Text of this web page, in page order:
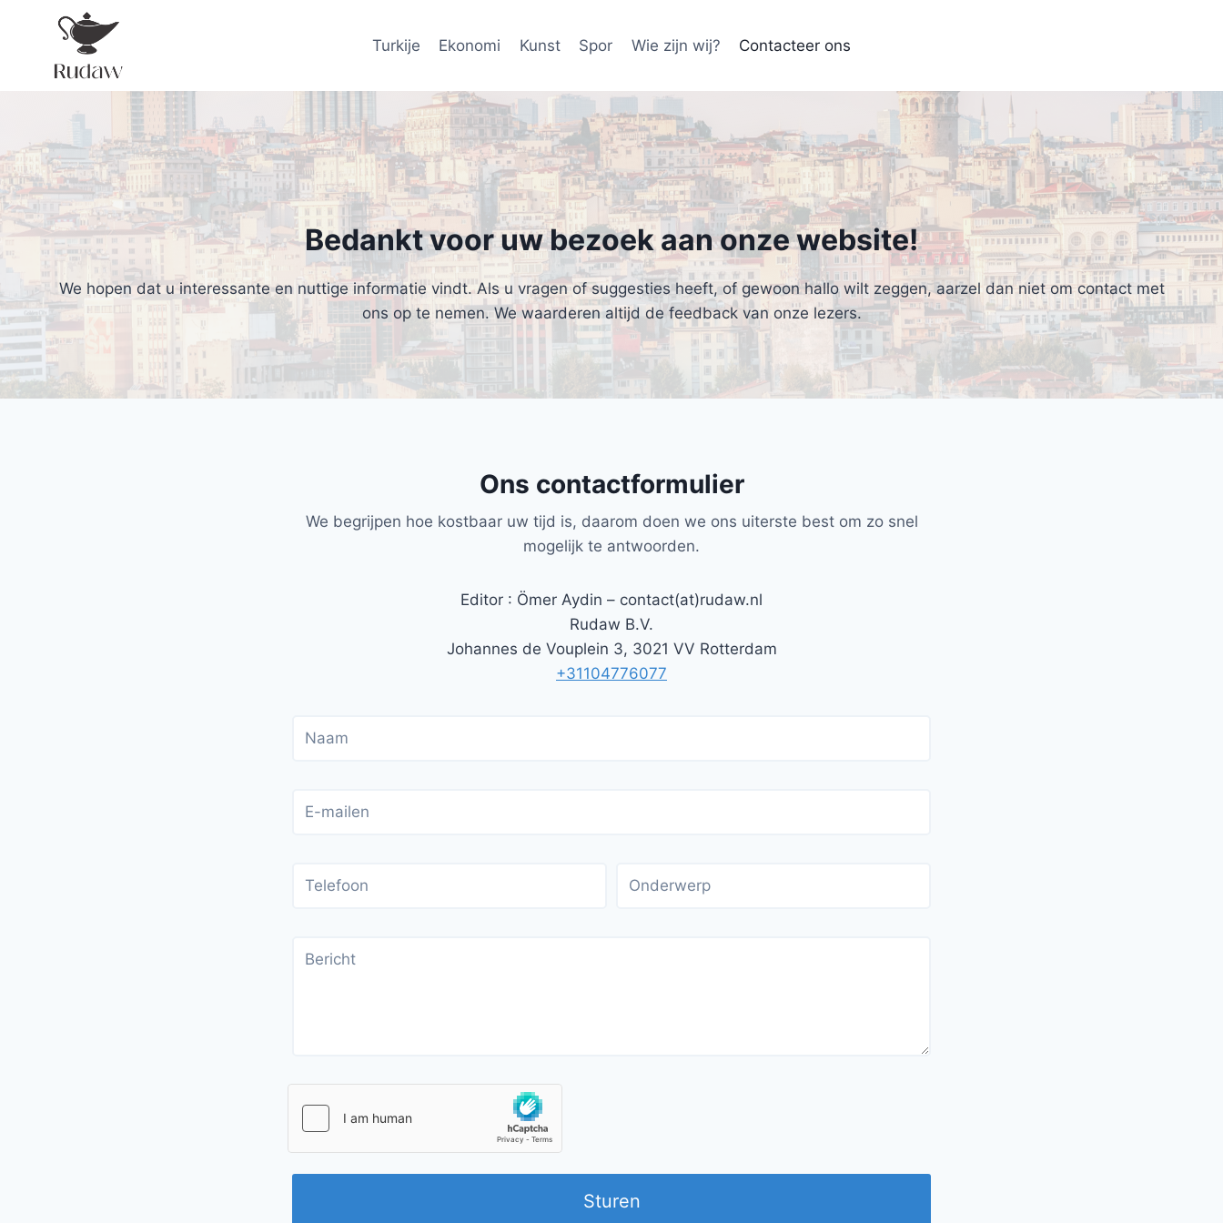
Turkije Ekonomi Kunst Spor Wie zijn wij? Contacteer ons
Bedankt voor uw bezoek aan onze website!
We hopen dat u interessante en nuttige informatie vindt. Als u vragen of suggesties heeft, of gewoon hallo wilt zeggen, aarzel dan niet om contact met
ons op te nemen. We waarderen altijd de feedback van onze lezers.
Ons contactformulier
We begrijpen hoe kostbaar uw tijd is, daarom doen we ons uiterste best om zo snel
mogelijk te antwoorden.
Editor : Ömer Aydin – contact(at)rudaw.nl
Rudaw B.V.
Johannes de Vouplein 3, 3021 VV Rotterdam
+31104776077
Sturen